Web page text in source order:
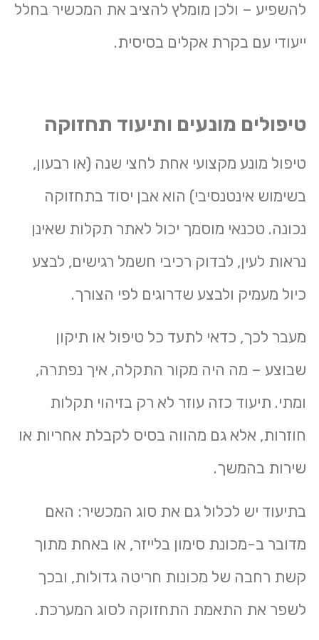
להשפיע – ולכן מומלץ להציב את המכשיר בחלל
ייעודי עם בקרת אקלים בסיסית.
טיפולים מונעים ותיעוד תחזוקה
טיפול מונע מקצועי אחת לחצי שנה (או רבעון,
בשימוש אינטנסיבי) הוא אבן יסוד בתחזוקה
נכונה. טכנאי מוסמך יכול לאתר תקלות שאינן
נראות לעין, לבדוק רכיבי חשמל רגישים, לבצע
כיול מעמיק ולבצע שדרוגים לפי הצורך.
מעבר לכך, כדאי לתעד כל טיפול או תיקון
שבוצע – מה היה מקור התקלה, איך נפתרה,
ומתי. תיעוד כזה עוזר לא רק בזיהוי תקלות
חוזרות, אלא גם מהווה בסיס לקבלת אחריות או
שירות בהמשך.
בתיעוד יש לכלול גם את סוג המכשיר: האם
מדובר ב-מכונת סימון בלייזר, או באחת מתוך
קשת רחבה שלמכונות חריטה גדולות, ובכך
לשפר את התאמת התחזוקה לסוג המערכת.